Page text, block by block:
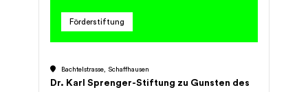
Förderstiftung
Bachtelstrasse, Schaffhausen
Dr. Karl Sprenger-Stiftung zu Gunsten des